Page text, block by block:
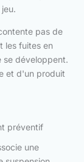
pas de
les fuites en
se développent.
et d'un produit
préventif
une